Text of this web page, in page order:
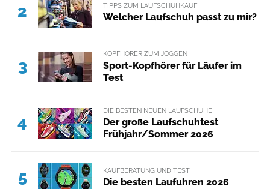
2 TIPPS ZUM LAUFSCHUHKAUF
Welcher Laufschuh passt zu mir?
3
KOPFHÖRER ZUM JOGGEN
Sport-Kopfhörer für Läufer im
Test
4
DIE BESTEN NEUEN LAUFSCHUHE
Der große Laufschuhtest
Frühjahr/Sommer 2026
5 KAUFBERATUNG UND TEST
Die besten Laufuhren 2026